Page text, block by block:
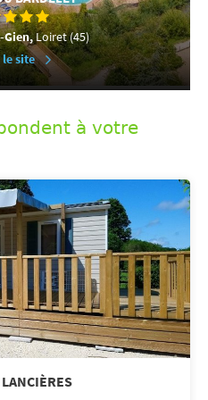
Gien,Loiret (45)
site
à votre